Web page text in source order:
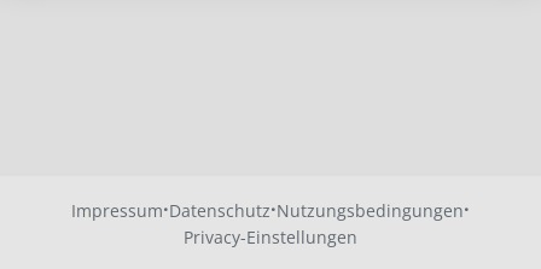
Impressum·Datenschutz·Nutzungsbedingungen·
Privacy-Einstellungen